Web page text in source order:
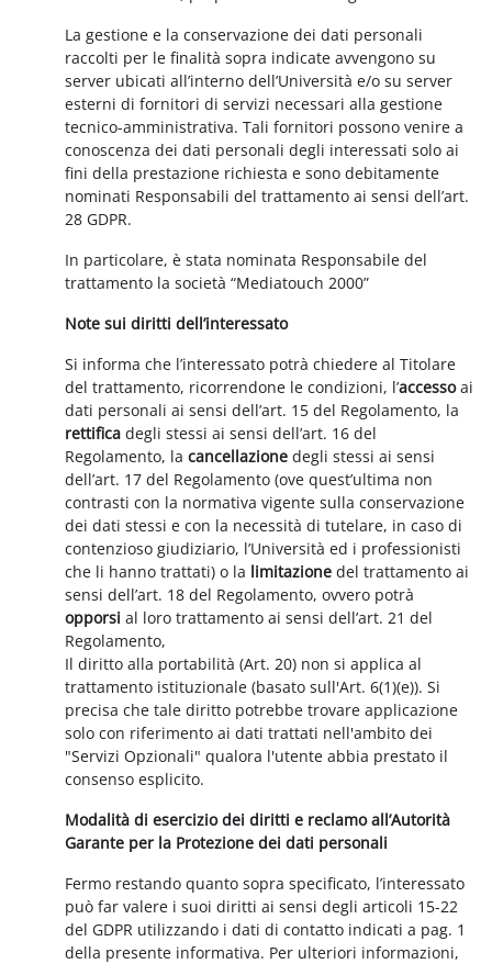
La gestione e la conservazione dei dati personali
raccolti per le finalità sopra indicate avvengono su
server ubicati all’interno dell’Università e/o su server
esterni di fornitori di servizi necessari alla gestione
tecnico-amministrativa. Tali fornitori possono venire a
conoscenza dei dati personali degli interessati solo ai
fini della prestazione richiesta e sono debitamente
nominati Responsabili del trattamento ai sensi dell’art.
28 GDPR.
In particolare, è stata nominata Responsabile del
trattamento la società “Mediatouch 2000”
Note sui diritti dell’interessato
Si informa che l’interessato potrà chiedere al Titolare
del trattamento, ricorrendone le condizioni, l’accessoai
dati personali ai sensi dell’art. 15 del Regolamento, la
rettificadegli stessi ai sensi dell’art. 16 del
Regolamento, lacancellazione degli stessi ai sensi
dell’art. 17 del Regolamento (ove quest’ultima non
contrasti con la normativa vigente sulla conservazione
dei dati stessi e con la necessità di tutelare, in caso di
contenzioso giudiziario, l’Università ed i professionisti
che li hanno trattati) o la limitazione del trattamento ai
sensi dell’art. 18 del Regolamento, ovvero potrà
opporsi al loro trattamento ai sensi dell’art. 21 del
Regolamento,
Il diritto alla portabilità (Art. 20) non si applica al
trattamento istituzionale (basato sull'Art. 6(1)(e)). Si
precisa che tale diritto potrebbe trovare applicazione
solo con riferimento ai dati trattati nell'ambito dei
"Servizi Opzionali" qualora l'utente abbia prestato il
consenso esplicito.
Modalità di esercizio dei diritti e reclamo all’Autorità
Garante per la Protezione dei dati personali
Fermo restando quanto sopra specificato, l’interessato
può far valere i suoi diritti ai sensi degli articoli 15-22
del GDPR utilizzando i dati di contatto indicati a pag. 1
della presente informativa. Per ulteriori informazioni,